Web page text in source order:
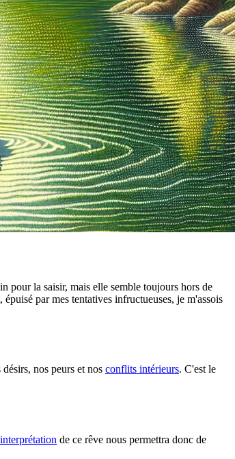
pour la saisir, mais elle semble toujours hors de
par mes tentatives infructueuses, je m'assois
nos peurs et nos conflits intérieurs. C'est le
interprétation de ce rêve nous permettra donc de